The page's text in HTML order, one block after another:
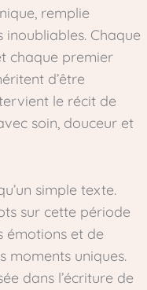
remplie
inoubliables. Chaque
chaque premier
d’être
le récit de
soin, douceur et
simple texte.
sur cette période
émotions et de
moments uniques.
dans l’écriture de